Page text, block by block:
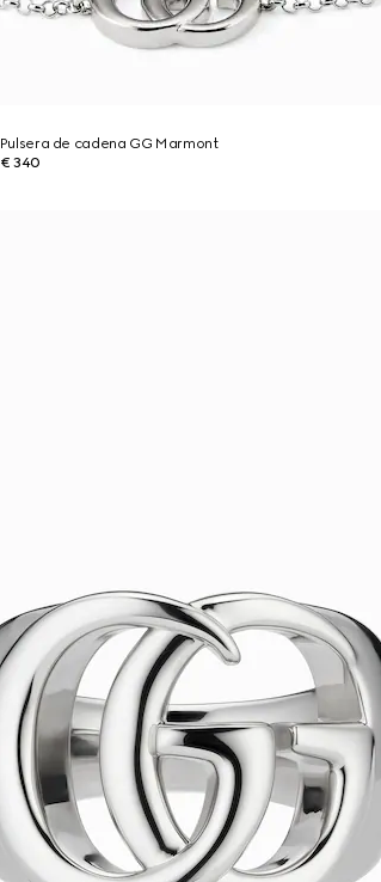
Pulsera de cadena GG Marmont
€ 340